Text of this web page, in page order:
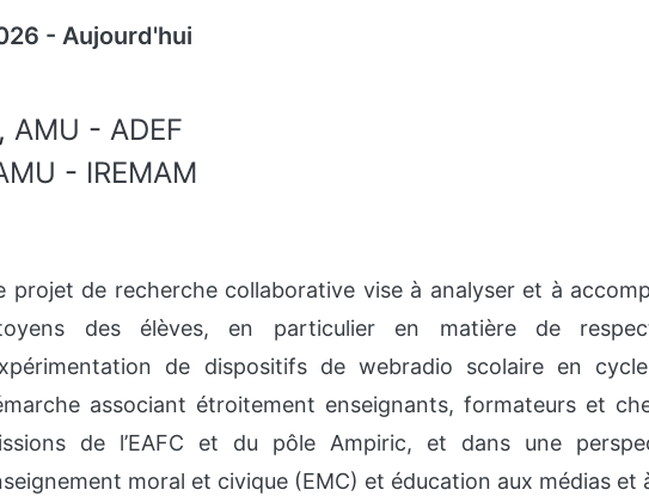
- Aujourd'hui
, AMU - ADEF
- IREMAM
projet de recherche collaborative vise à analyser et à
des élèves, en particulier en matière de
de dispositifs de webradio scolaire en
associant étroitement enseignants, formateurs et
de l’EAFC et du pôle Ampiric, et dans une
moral et civique (EMC) et éducation aux médias et